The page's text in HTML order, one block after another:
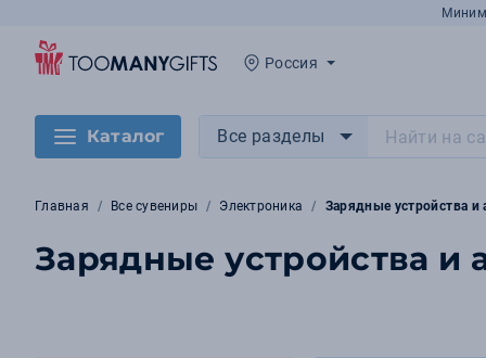
Россия
Каталог Все разделы
Главная Все сувениры Электроника Зарядные устройства и
Зарядные устройства и